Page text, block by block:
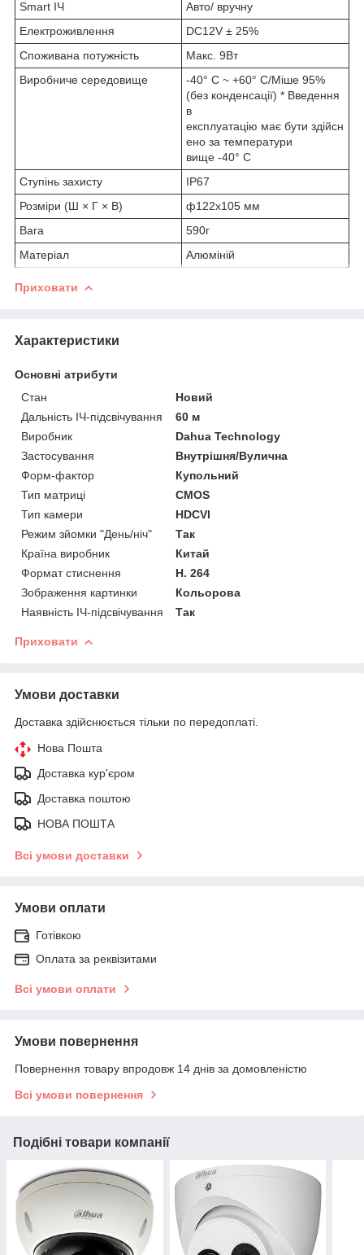
Smart ІЧ
Авто/ вручну
Електроживлення
DC12V ± 25%
Споживана потужність
Макс. 9Вт
Виробниче середовище
-40° C ~ +60° C/Міше 95%
(без конденсації) * Введення
в
експлуатацію має бути здійсн
ено за температури
вище -40° C
Ступінь захисту
IP67
Розміри (Ш × Г × В)
ф122х105 мм
Вага
590г
Матеріал
Алюміній
Приховати
Характеристики
Основні атрибути
Стан
Новий
Дальність ІЧ-підсвічування
60 м
Виробник
Dahua Technology
Застосування
Внутрішня/Вулична
Форм-фактор
Купольний
Тип матриці
CMOS
Тип камери
HDCVI
Режим зйомки "День/ніч"
Так
Країна виробник
Китай
Формат стиснення
H. 264
Зображення картинки
Кольорова
Наявність ІЧ-підсвічування
Так
Приховати
Умови доставки
Доставка здійснюється тільки по передоплаті.
Нова Пошта
Доставка кур'єром
Доставка поштою
НОВА ПОШТА
Всі умови доставки
Умови оплати
Готівкою
Оплата за реквізитами
Всі умови оплати
Умови повернення
Повернення товару впродовж 14 днів за домовленістю
Всі умови повернення
Подібні товари компанії